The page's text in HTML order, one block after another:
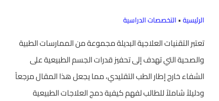
الرئيسية•التخصصات الدراسية
تعتبر التقنيات العلاجية البديلة مجموعة من الممارسات الطبية
والصحية التي تهدف إلى تحفيز قدرات الجسم الطبيعية على
الشفاء خارج إطار الطب التقليدي، مما يجعل هذا المقال مرجعاً
ودليلاً شاملاً للطالب لفهم كيفية دمج العلاجات الطبيعية